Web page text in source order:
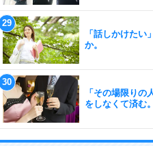
「話しかけた
か。
「その場限り
をしなくて済む。